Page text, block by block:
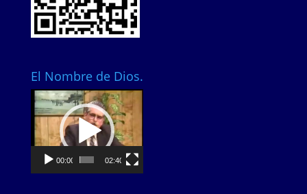
El Nombre de Dios.
Video
Player
00:00 02:40